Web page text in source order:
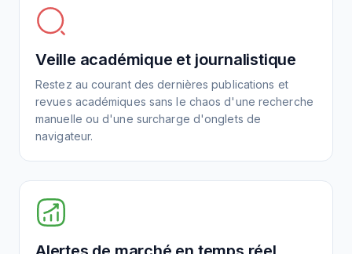
Veille académique et journalistique
Restez au courant des dernières publications et
revues académiques sans le chaos d'une recherche
manuelle ou d'une surcharge d'onglets de
navigateur.